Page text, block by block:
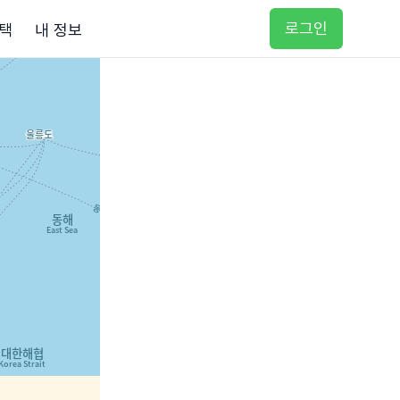
내 정보 로그인